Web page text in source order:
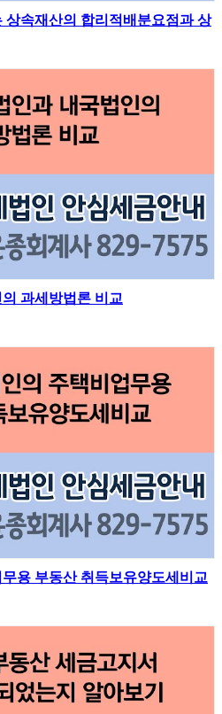
상속재산의 합리적배분요점과 상
과세방법론 비교
용 부동산 취득보유양도세비교